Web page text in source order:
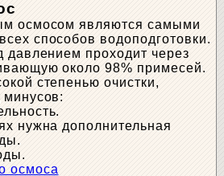
осмосом являются самыми
способов водоподготовки.
давлением проходит через
около 98% примесей.
степенью очистки,
нужна дополнительная